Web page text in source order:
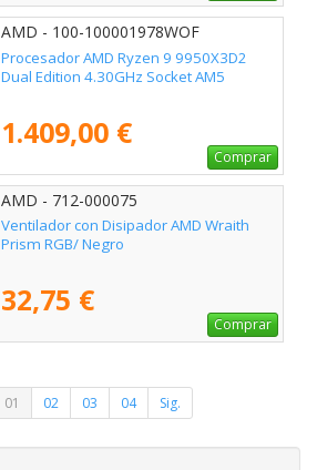
AMD - 100-100001978WOF
Procesador AMD Ryzen 9 9950X3D2
Dual Edition 4.30GHz Socket AM5
1.409,00 €
Comprar
AMD - 712-000075
Ventilador con Disipador AMD Wraith
Prism RGB/ Negro
32,75 €
Comprar
01 02 03 04 Sig.